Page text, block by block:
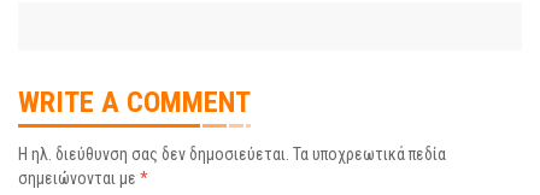
WRITE A COMMENT
Η ηλ. διεύθυνση σας δεν δημοσιεύεται. Τα υποχρεωτικά πεδία
σημειώνονται με *